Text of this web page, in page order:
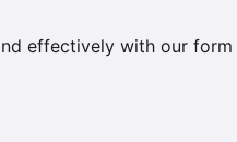
effectively with our form